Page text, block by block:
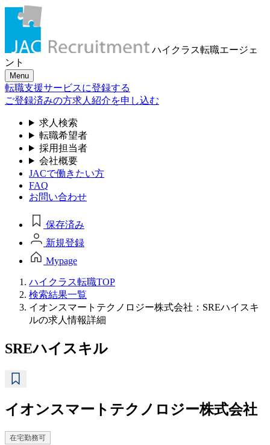
ハイクラス転職エージェ
ント
Menu
転職支援サービスに登録する
ご登録済みの方求人紹介を申し込む
求人検索
転職希望者
採用担当者
会社概要
JACで働きたい方
FAQ
お問い合わせ
保存済み
新規登録
Mypage
ハイクラス転職TOP
検索結果一覧
イオンスマートテクノロジー株式会社：SREハイスキ
ルの求人情報詳細
SREハイスキル
イオンスマートテクノロジー株式会社
在宅勤務可